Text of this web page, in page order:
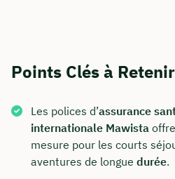
Points Clés à Retenir
Les polices d’assurance
internationale Mawista
mesure pour les courts
aventures de longue durée.